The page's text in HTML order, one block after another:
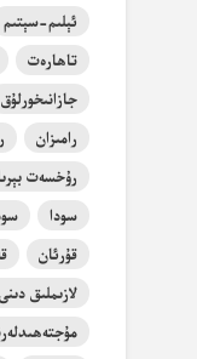
ئېلىم-سېتىم
تاھارەت
جازانىخورلۇق
رامىزان
رۇخسەت
سودا
قۇرئان
لازىملىق